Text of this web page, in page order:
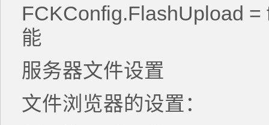
FCKConfig.FlashUpload
能
服务器文件设置
文件浏览器的设置：